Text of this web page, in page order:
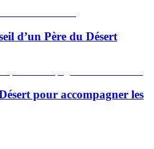
d’un Père du Désert
pour accompagner les